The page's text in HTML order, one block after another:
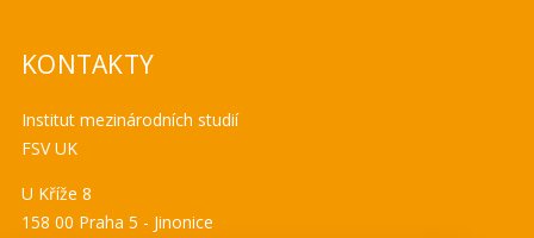
KONTAKTY
Institut mezinárodních studií
FSV UK
U Kříže 8
158 00 Praha 5 - Jinonice